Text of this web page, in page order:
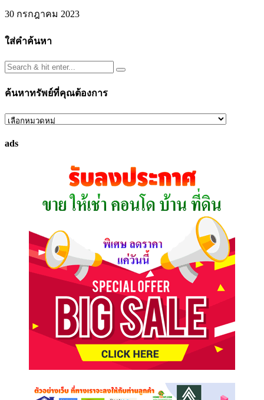
30 กรกฎาคม 2023
ใส่คำค้นหา
ค้นหาทรัพย์ที่คุณต้องการ
ค้นหา
ที่
ads